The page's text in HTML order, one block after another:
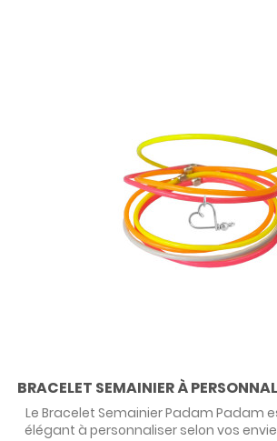
BRACELET SEMAINIER À
Le Bracelet Semainier Padam Padam
élégant à personnaliser selon vos